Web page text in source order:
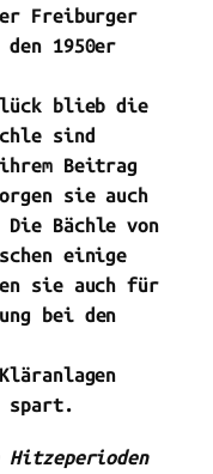
Freiburger
1950er
blieb die
sind
Beitrag
sie auch
Bächle von
einige
sie auch für
bei den
spart.
Hitzeperioden